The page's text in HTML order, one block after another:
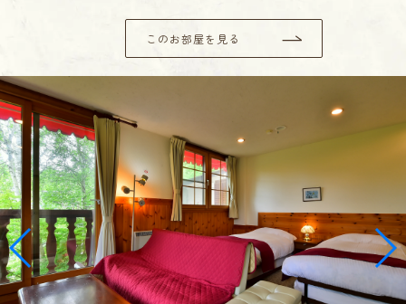
このお部屋を見る